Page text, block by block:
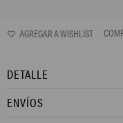
DETALLE
ENVÍOS